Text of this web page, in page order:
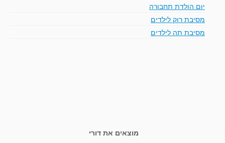
יום הולדת תחבורה
מסיבת רוק לילדים
מסיבת תה לילדים
מוצאים את דורי